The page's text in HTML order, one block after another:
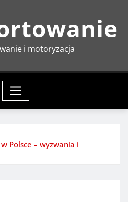
i motoryzacja
Polsce – wyzwania i